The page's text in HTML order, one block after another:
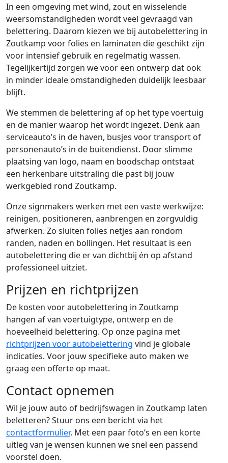
In een omgeving met wind, zout en wisselende
weersomstandigheden wordt veel gevraagd van
belettering. Daarom kiezen we bij autobelettering in
Zoutkamp voor folies en laminaten die geschikt zijn
voor intensief gebruik en regelmatig wassen.
Tegelijkertijd zorgen we voor een ontwerp dat ook
in minder ideale omstandigheden duidelijk leesbaar
blijft.
We stemmen de belettering af op het type voertuig
en de manier waarop het wordt ingezet. Denk aan
serviceauto’s in de haven, busjes voor transport of
personenauto’s in de buitendienst. Door slimme
plaatsing van logo, naam en boodschap ontstaat
een herkenbare uitstraling die past bij jouw
werkgebied rond Zoutkamp.
Onze signmakers werken met een vaste werkwijze:
reinigen, positioneren, aanbrengen en zorgvuldig
afwerken. Zo sluiten folies netjes aan rondom
randen, naden en bollingen. Het resultaat is een
autobelettering die er van dichtbij én op afstand
professioneel uitziet.
Prijzen en richtprijzen
De kosten voor autobelettering in Zoutkamp
hangen af van voertuigtype, ontwerp en de
hoeveelheid belettering. Op onze pagina met
richtprijzen voor autobelettering vind je globale
indicaties. Voor jouw specifieke auto maken we
graag een offerte op maat.
Contact opnemen
Wil je jouw auto of bedrijfswagen in Zoutkamp laten
beletteren? Stuur ons een bericht via het
contactformulier. Met een paar foto’s en een korte
uitleg van je wensen kunnen we snel een passend
voorstel doen.